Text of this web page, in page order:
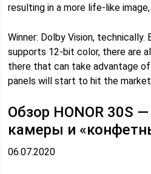
resulting in a more life-like
Winner: Dolby Vision, technically.
supports 12-bit color, there are
there that can take advantage
panels will start to hit the
Обзор HONOR 30S
камеры и
06.07.2020